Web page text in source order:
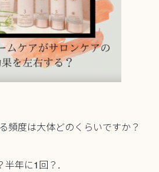
頻度は大体どのくらいですか？
半年に1回？.